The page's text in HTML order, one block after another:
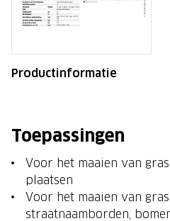
Productinformatie
Toepassingen
Voor het maaien van
plaatsen
Voor het maaien van
straatnaamborden,